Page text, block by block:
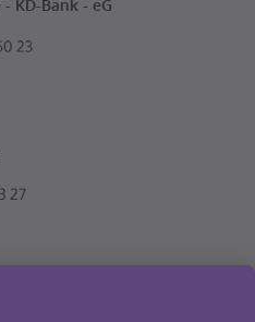
KD-Bank - eG